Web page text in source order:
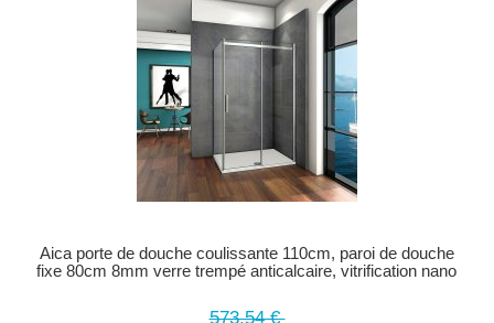
Aica porte de douche coulissante 110cm, paroi de douche
fixe 80cm 8mm verre trempé anticalcaire, vitrification nano
573.54 €